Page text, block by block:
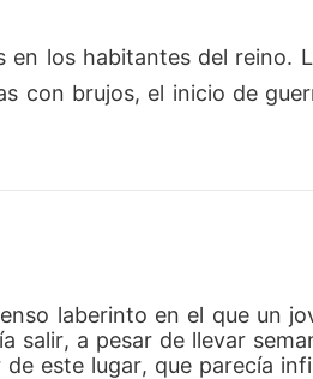
los habitantes del reino.
con brujos, el inicio de
lo hará tomar lo que
laberinto en el que un
salir, a pesar de llevar
este lugar, que parecía